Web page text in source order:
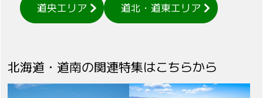
道央エリア 道北・道東エリア
北海道・道南の関連特集はこちらから